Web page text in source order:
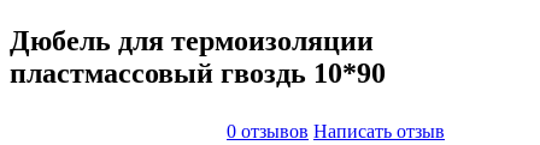
Дюбель для термоизоляции
пластмассовый гвоздь 10*90
0 отзывов Написать отзыв